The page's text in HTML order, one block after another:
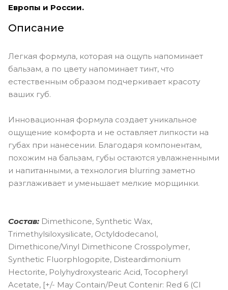
Европы и России.
Описание
Легкая формула, которая на ощупь напоминает
бальзам, а по цвету напоминает тинт, что
естественным образом подчеркивает красоту
ваших губ.
Инновационная формула создает уникальное
ощущение комфорта и не оставляет липкости на
губах при нанесении. Благодаря компонентам,
похожим на бальзам, губы остаются увлажненными
и напитанными, а технология blurring заметно
разглаживает и уменьшает мелкие морщинки.
Состав: Dimethicone, Synthetic Wax,
Trimethylsiloxysilicate, Octyldodecanol,
Dimethicone/Vinyl Dimethicone Crosspolymer,
Synthetic Fluorphlogopite, Disteardimonium
Hectorite, Polyhydroxystearic Acid, Tocopheryl
Acetate, [+/- May Contain/Peut Contenir: Red 6 (CI